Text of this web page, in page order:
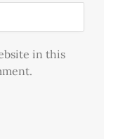
in this